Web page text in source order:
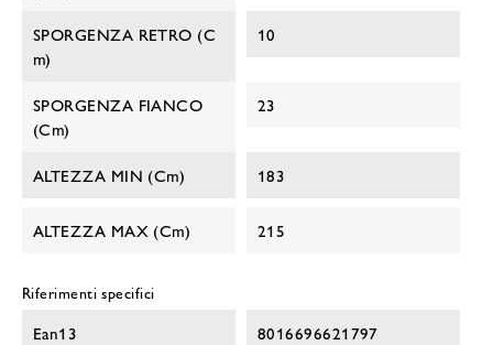
SPORGENZA RETRO (c
M)
10
SPORGENZA FIANCO
(cm)
23
ALTEZZA MIN (cm) 183
ALTEZZA MAX (cm) 215
Riferimenti specifici
Ean13 8016696621797